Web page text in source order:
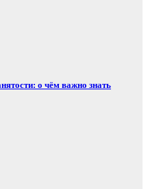
о чём важно знать